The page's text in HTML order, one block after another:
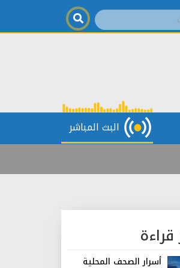
البث المباشر
قراءة
أسرار الصحف المحلية